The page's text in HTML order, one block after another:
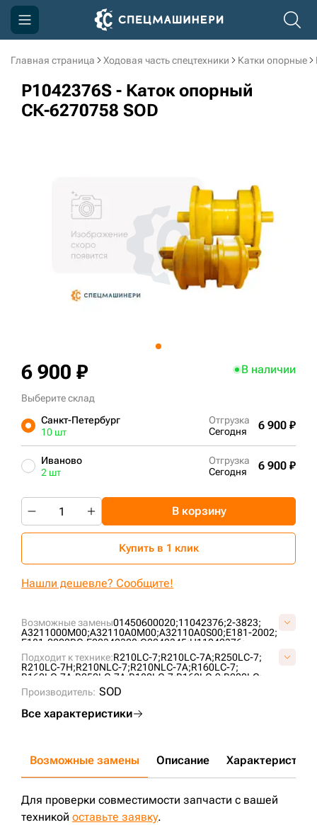
Главная страница Ходовая часть спецтехники Катки опорные
P1042376S - Каток опорный
СК-6270758 SOD
Возможные замены01450600020;11042376;2-3823;
A3211000M00;A32110A0M00;A32110A0S00;E181-2002;
E181-2002BG;E20342308;G2242345;H11042376;
P1042376S;
P1642333U; P2242345G;S1042376;
U1642333;VA3211A0;VG2242345V;
Подходит к технике:R210LC-7;R210LC-7A;R250LC-7;
R210LC-7H;R210NLC-7;R210NLC-7A;R160LC-7;
R160LC-7A;R250LC-7A;R180LC-7;R160LC-9;R200LC;
Производитель: SOD
Все характеристики
6 900 ₽ В наличии
Выберите склад
Санкт-Петербург
10 шт
Отгрузка
Сегодня
6 900 ₽
Иваново
2 шт
Отгрузка
Сегодня
6 900 ₽
В корзину
Купить в 1 клик
Нашли дешевле? Сообщите!
Возможные замены Описание Характеристики
Для проверки совместимости запчасти с вашей
техникой оставьте заявку.
Компания
Акции
3D тур по производству
3D тур по складам
sksale@skdst.ru